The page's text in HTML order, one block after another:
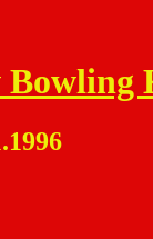
Bowling